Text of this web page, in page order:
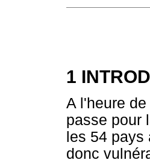
1
A l'heure
passe pour
les 54
donc